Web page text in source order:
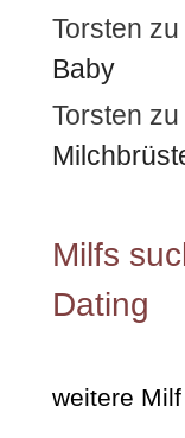
Torsten zu
Baby
Torsten zu
Milfs
Dating
weitere